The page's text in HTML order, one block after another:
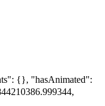
{}, "hasAnimated":